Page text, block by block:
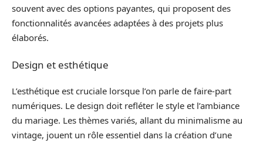
souvent avec des options payantes, qui proposent des
fonctionnalités avancées adaptées à des projets plus
élaborés.
Design et esthétique
L’esthétique est cruciale lorsque l’on parle de faire-part
numériques. Le design doit refléter le style et l’ambiance
du mariage. Les thèmes variés, allant du minimalisme au
vintage, jouent un rôle essentiel dans la création d’une